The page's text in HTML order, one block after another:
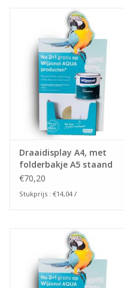
Een folder bakje of ook wel
draaidisplay dat opmaat
gemaakt word.
Dit folder bakje heeft heeft een
achterplat van A4 en een bakje
voor een A5 folder staand.
TOEVOEGEN AAN WINKELWAGEN
Draaidisplay A4, met
folderbakje A5 staand
€70,20
Stukprijs : €14,04 /
Een folterbakje dat opmaat
gemaakt word, u kunt dus zelf de
maten en vorm bepalen!
TOEVOEGEN AAN WINKELWAGEN